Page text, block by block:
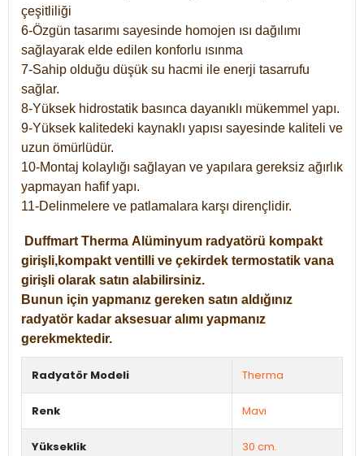
çeşitliliği
6-Özgün tasarımı sayesinde homojen ısı dağılımı
sağlayarak elde edilen konforlu ısınma
7-Sahip olduğu düşük su hacmi ile enerji tasarrufu
sağlar.
8-Yüksek hidrostatik basınca dayanıklı mükemmel yapı.
9-Yüksek kalitedeki kaynaklı yapısı sayesinde kaliteli ve
uzun ömürlüdür.
10-Montaj kolaylığı sağlayan ve yapılara gereksiz ağırlık
yapmayan hafif yapı.
11-Delinmelere ve patlamalara karşı dirençlidir.
Duffmart Therma Alüminyum radyatörü kompakt
girişli,kompakt ventilli ve çekirdek termostatik vana
girişli olarak satın alabilirsiniz.
Bunun için yapmanız gereken satın aldığınız
radyatör kadar aksesuar alımı yapmanız
gerekmektedir.
Radyatör Modeli Therma
Renk Mavi
Yükseklik 30 cm.